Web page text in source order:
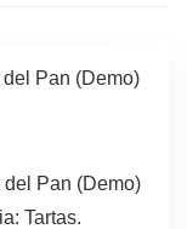
Pan (Demo)
Pan (Demo)
Tartas.